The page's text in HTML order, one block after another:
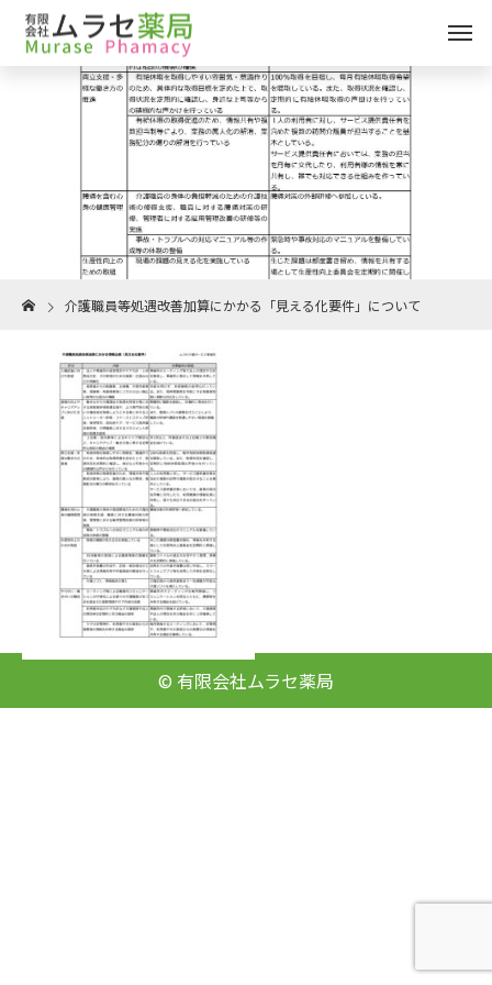
介護職員等処遇改善加算にかかる「見える化要件」について
© 有限会社ムラセ薬局